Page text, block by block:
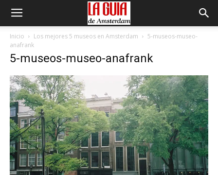
Inicio Los mejores 5 museos en Amsterdam
5-museos-museo-
anafrank
5-museos-museo-anafrank